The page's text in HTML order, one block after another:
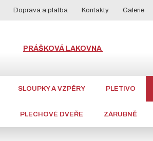
Doprava a platba Kontakty Galerie
PRÁŠKOVÁ LAKOVNA
SLOUPKY A VZPĚRY PLETIVO
PLECHOVÉ DVEŘE ZÁRUBNĚ